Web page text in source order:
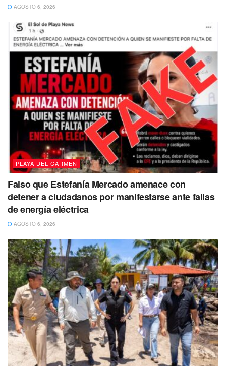
AGOSTO 6, 2026
PLAYA DEL CARMEN
Falso que Estefanía Mercado amenace con
detener a ciudadanos por manifestarse ante fallas
de energía eléctrica
AGOSTO 6, 2026